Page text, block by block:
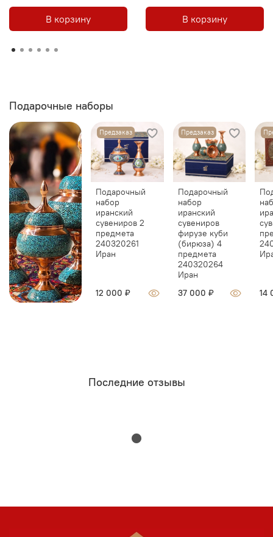
В корзину В корзину
Подарочные наборы
Предзаказ
Подарочный
набор
иранский
сувениров 2
предмета
240320261
Иран
12 000 ₽
Предзаказ
Подарочный
набор
иранский
сувениров
фирузе куби
(бирюза) 4
предмета
240320264
Иран
37 000 ₽
14
Последние отзывы